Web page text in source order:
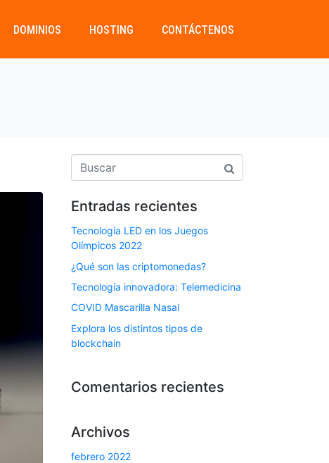
DOMINIOS HOSTING CONTÁCTENOS
Entradas recientes
Tecnología LED en los Juegos
Olímpicos 2022
¿Qué son las criptomonedas?
Tecnología innovadora: Telemedicina
COVID Mascarilla Nasal
Explora los distintos tipos de
blockchain
Comentarios recientes
Archivos
febrero 2022